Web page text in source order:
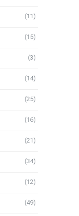
(11)
(15)
(3)
(14)
(25)
(16)
(21)
(34)
(12)
(49)